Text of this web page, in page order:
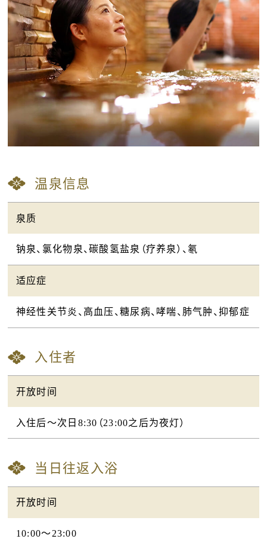
温泉信息
泉质
钠泉、氯化物泉、碳酸氢盐泉（疗养泉）、氡
适应症
神经性关节炎、高血压、糖尿病、哮喘、肺气肿、抑郁症
入住者
开放时间
入住后〜次日8:30（23:00之后为夜灯）
当日往返入浴
开放时间
10:00〜23:00